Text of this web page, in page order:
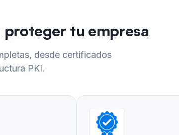
proteger tu empresa
desde certificados
PKI.